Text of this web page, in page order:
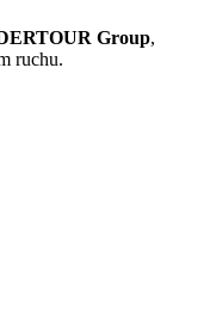
Group,
ruchu.